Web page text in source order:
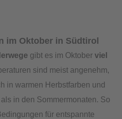
im Oktober in Südtirol
gibt es im Oktoberviel
sind meist angenehm,
in warmen Herbstfarben und
in den Sommermonaten. So
für entspannte